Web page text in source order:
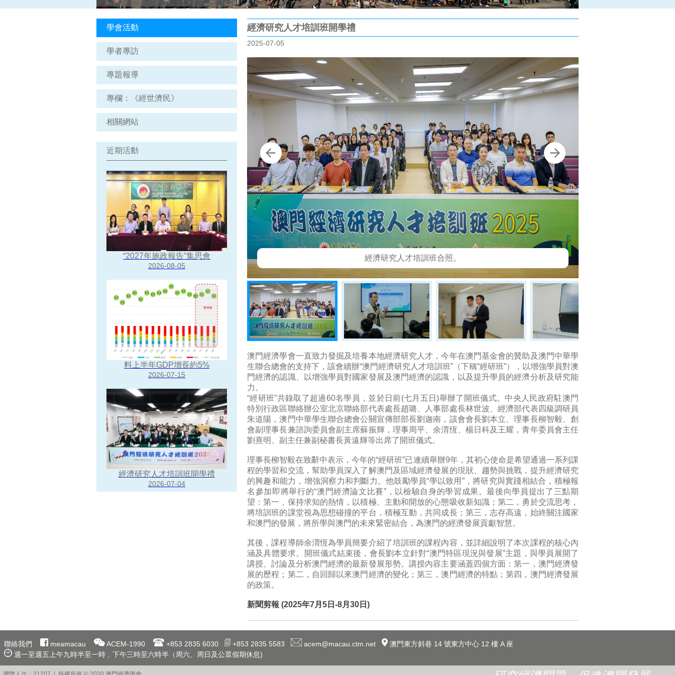
學會活動
學者專訪
專題報導
專欄：《經世濟民》
相關網站
近期活動
“2027年施政報告”集思會
2026-08-05
料上半年GDP增長約5%
2026-07-15
經濟研究人才培訓班開學禮
2026-07-04
經濟研究人才培訓班開學禮
2025-07-05
經濟研究人才培訓班合照。
余渭恆理事講受課題內容。
澳門經濟學會一直致力發掘及培養本地經濟研究人才，今年在澳門基金會的贊助及澳門中華學
生聯合總會的支持下，該會續辦“澳門經濟研究人才培訓班”（下稱“經研班”），以增強學員對澳
門經濟的認識、以增強學員對國家發展及澳門經濟的認識，以及提升學員的經濟分析及研究能
力。
“經研班”共錄取了超過60名學員，並於日前(七月五日)舉辦了開班儀式。中央人民政府駐澳門
特別行政區聯絡辦公室北京聯絡部代表處長趙璐、人事部處長林世波、經濟部代表四級調研員
朱道陽，澳門中華學生聯合總會公關宣傳部部長劉迦南，該會會長劉本立、理事長柳智毅、創
會副理事長兼諮詢委員會副主席蘇振輝，理事周平、余渭恆、楊日科及王耀，青年委員會主任
劉熹明、副主任兼副秘書長黃遠輝等出席了開班儀式。
理事長柳智毅在致辭中表示，今年的“經研班”已連續舉辦9年，其初心使命是希望通過一系列課
程的學習和交流，幫助學員深入了解澳門及區域經濟發展的現狀、趨勢與挑戰，提升經濟研究
的興趣和能力，增強洞察力和判斷力。他鼓勵學員“學以致用”，將研究與實踐相結合，積極報
名參加即將舉行的“澳門經濟論文比賽”，以檢驗自身的學習成果。最後向學員提出了三點期
望：第一，保持求知的熱情，以積極、主動和開放的心態吸收新知識；第二，勇於交流思考，
將培訓班的課堂視為思想碰撞的平台，積極互動，共同成長；第三，志存高遠，始終關注國家
和澳門的發展，將所學與澳門的未來緊密結合，為澳門的經濟發展貢獻智慧。
其後，課程導師余渭恆為學員簡要介紹了培訓班的課程內容，並詳細說明了本次課程的核心內
涵及具體要求。開班儀式結束後，會長劉本立針對“澳門特區現況與發展”主題，與學員展開了
講授、討論及分析澳門經濟的最新發展形勢。講授內容主要涵蓋四個方面：第一，澳門經濟發
展的歷程；第二，自回歸以來澳門經濟的變化；第三，澳門經濟的特點；第四，澳門經濟發展
的政策。
新聞剪報 (2025年7月5日-8月30日)
聯絡我們 meamacau ACEM-1990 +853 2835 6030 +853 2835 5583 acem@macau.ctm.net
澳門東方斜巷 14 號東方中心 12 樓 A 座
週一至週五上午九時半至一時﹐下午三時至六時半（周六、周日及公眾假期休息)